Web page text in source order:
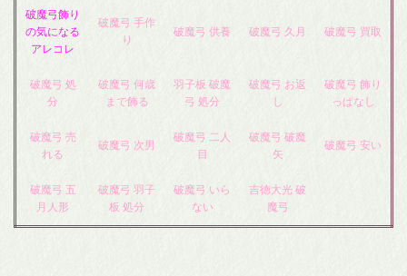
破魔弓飾り
の気になる
アレコレ
破魔弓 手作
り
破魔弓 供養 破魔弓 久月 破魔弓 買取
破魔弓 処
分
破魔弓 何歳
まで飾る
羽子板 破魔
弓 処分
破魔弓 お返
し
破魔弓 飾り
っぱなし
破魔弓 売
れる
破魔弓 次男
破魔弓 二人
目
破魔弓 破魔
矢
破魔弓 安い
破魔弓 五
月人形
破魔弓 羽子
板 処分
破魔弓 いら
ない
吉徳大光 破
魔弓